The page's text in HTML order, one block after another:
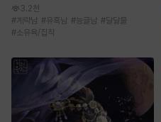
3.2천
# 계략남 #유혹남 #능글남 #달달물
#소유욕/집착